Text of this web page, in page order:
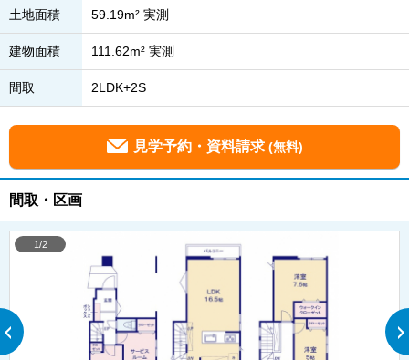
土地面積 59.19m² 実測
建物面積 111.62m² 実測
間取 2LDK+2S
見学予約・資料請求 (無料)
間取・区画
1/2